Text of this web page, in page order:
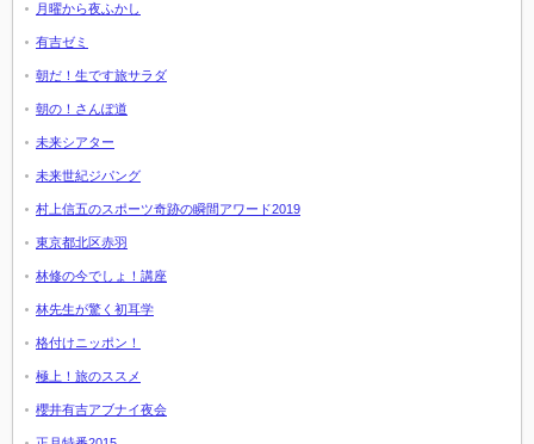
月曜から夜ふかし
有吉ゼミ
朝だ！生です旅サラダ
朝の！さんぽ道
未来シアター
未来世紀ジパング
村上信五のスポーツ奇跡の瞬間アワード2019
東京都北区赤羽
林修の今でしょ！講座
林先生が驚く初耳学
格付けニッポン！
極上！旅のススメ
櫻井有吉アブナイ夜会